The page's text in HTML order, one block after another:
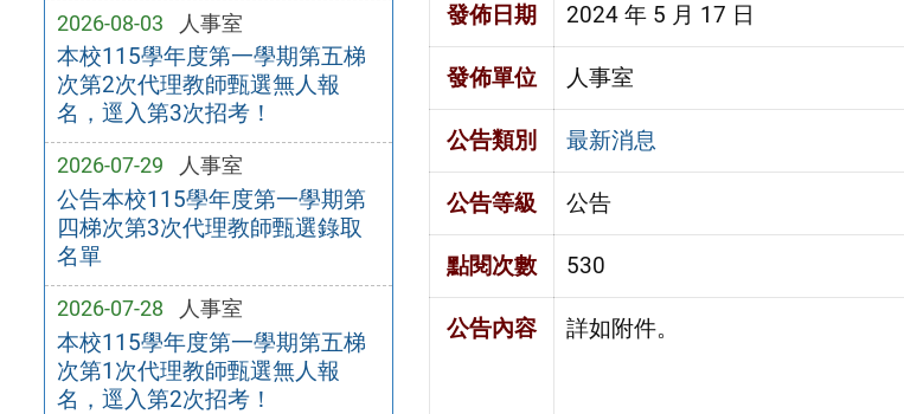
2026-08-03 人事室
本校115學年度第一學期第五梯
次第2次代理教師甄選無人報
名，逕入第3次招考！
2026-07-29 人事室
公告本校115學年度第一學期第
四梯次第3次代理教師甄選錄取
名單
2026-07-28 人事室
本校115學年度第一學期第五梯
次第1次代理教師甄選無人報
名，逕入第2次招考！
發佈日期 2024 年 5 月 17 日
發佈單位 人事室
公告類別 最新消息
公告等級 公告
點閱次數 530
公告內容 詳如附件。